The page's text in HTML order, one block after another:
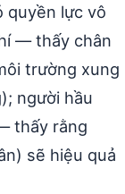
quyền lực vô
— thấy chân
trường xung
người hầu
thấy rằng
sẽ hiệu quả